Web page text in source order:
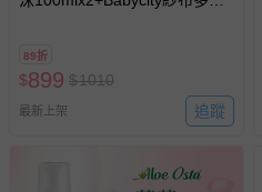
89折
$899 $1010
最新上架 追蹤